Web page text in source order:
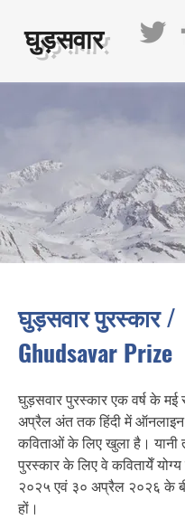
घुड़सवार
घुड़सवार पुरस्कार /
Ghudsavar Prize
घुड़सवार पुरस्कार एक वर्ष के
अप्रैल अंत तक हिंदी में ऑनलाइन
कविताओं के लिए खुला है। यानी
पुरस्कार के लिए वे कवितायेँ योग्य
२०२५ एवं ३० अप्रैल २०२६ के
हों।